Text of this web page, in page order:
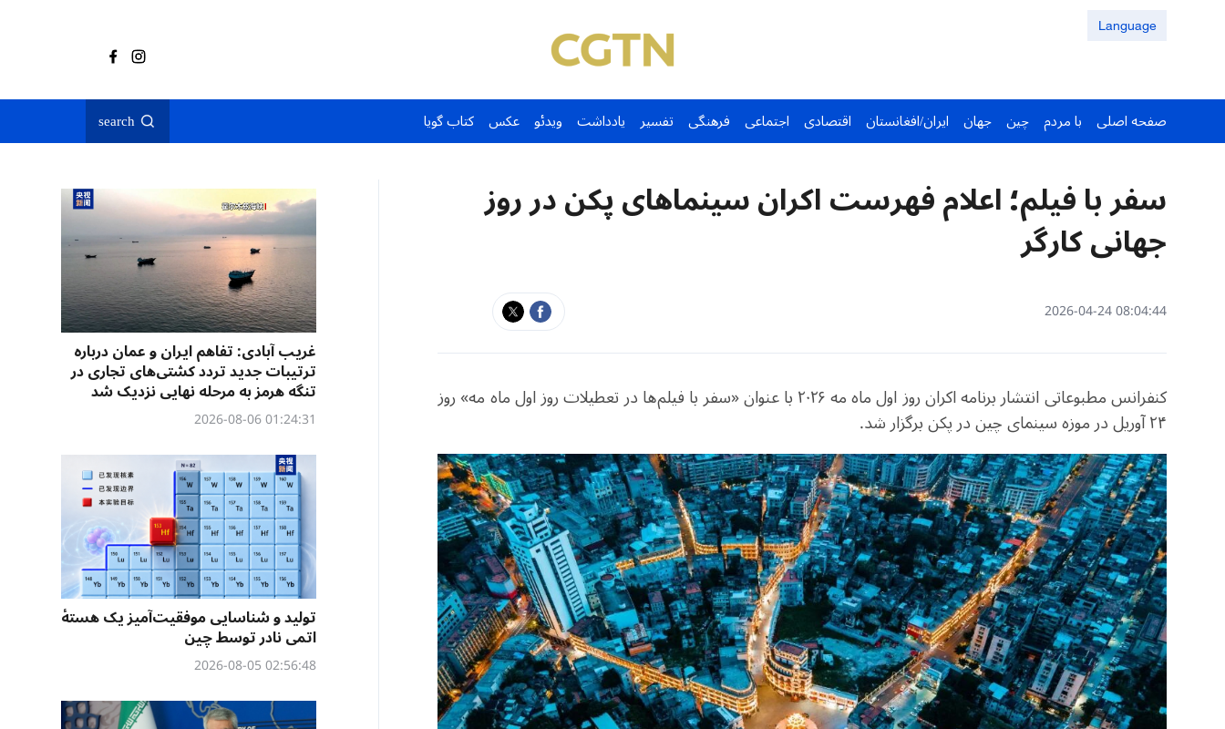
Language
صفحه اصلی با مردم چین جهان ایران/افغانستان اقتصادی اجتماعی فرهنگی تفسیر یادداشت ویدئو عکس کتاب گویا search
سفر با فیلم؛ اعلام فهرست اکران سینماهای پکن در روز
جهانی کارگر
08:04:44 2026-04-24
کنفرانس مطبوعاتی انتشار برنامه‌ اکران روز اول ماه مه ۲۰۲۶ با عنوان «سفر با فیلم‌ها در تعطیلات روز اول ماه مه» روز
۲۴ آوریل در موزه سینمای چین در پکن برگزار شد.
غریب آبادی: تفاهم ایران و عمان درباره
ترتیبات جدید تردد کشتی‌های تجاری در
تنگه هرمز به مرحله نهایی نزدیک شد
01:24:31 2026-08-06
تولید و شناسایی موفقیت‌آمیز یک هستهٔ
اتمی نادر توسط چین
02:56:48 2026-08-05